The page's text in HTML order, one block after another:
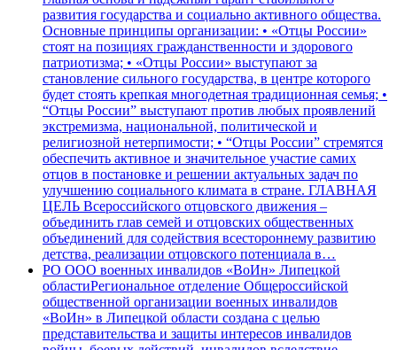
развития государства и социально активного общества.
Основные принципы организации: • «Отцы России»
стоят на позициях гражданственности и здорового
патриотизма; • «Отцы России» выступают за
становление сильного государства, в центре которого
будет стоять крепкая многодетная традиционная семья; •
“Отцы России” выступают против любых проявлений
экстремизма, национальной, политической и
религиозной нетерпимости; • “Отцы России” стремятся
обеспечить активное и значительное участие самих
отцов в постановке и решении актуальных задач по
улучшению социального климата в стране. ГЛАВНАЯ
ЦЕЛЬ Всероссийского отцовского движения –
объединить глав семей и отцовских общественных
объединений для содействия всестороннему развитию
детства, реализации отцовского потенциала в…
РО ООО военных инвалидов «ВоИн» Липецкой
областиРегиональное отделение Общероссийской
общественной организации военных инвалидов
«ВоИн» в Липецкой области создана с целью
представительства и защиты интересов инвалидов